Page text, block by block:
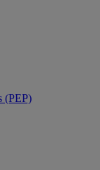
(PEP)